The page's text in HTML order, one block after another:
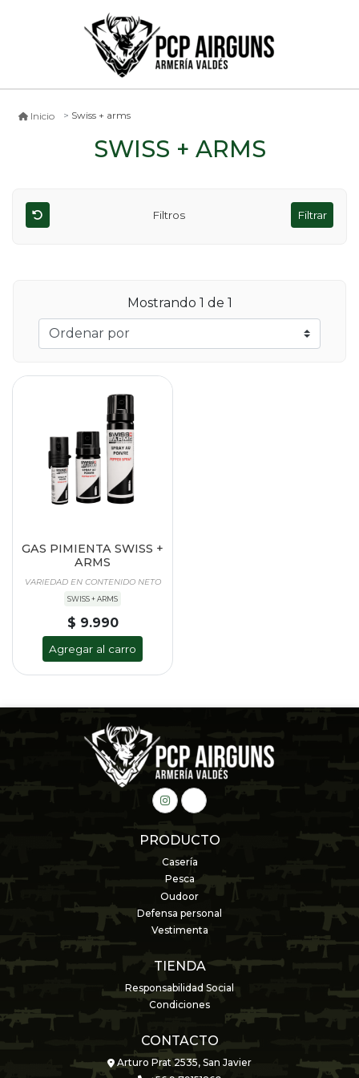
Inicio Swiss + arms
SWISS + ARMS
Filtros Filtrar
Mostrando 1 de 1
GAS PIMIENTA SWISS +
ARMS
VARIEDAD EN CONTENIDO NETO
SWISS + ARMS
$ 9.990
Agregar al carro
PRODUCTO
Casería
Pesca
Oudoor
Defensa personal
Vestimenta
TIENDA
Responsabilidad Social
Condiciones
CONTACTO
Arturo Prat 2535, San Javier